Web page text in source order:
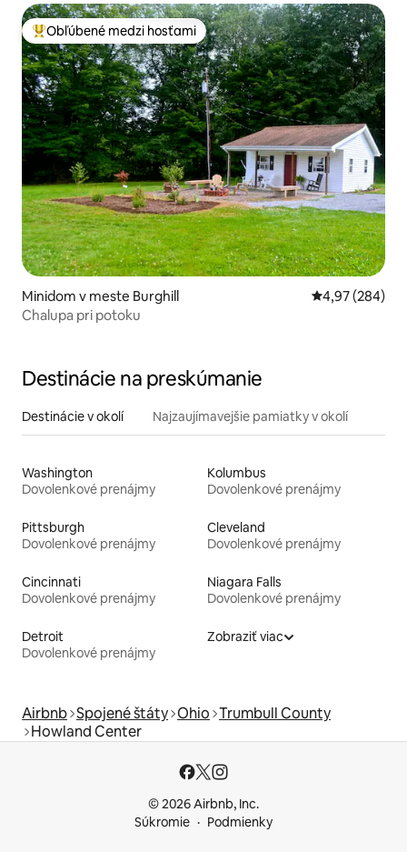
Najobľúbenejšie medzi hosťami
Obľúbené medzi hosťami
Minidom v meste Burghill Priemerné
4,97 (284)
Chalupa pri potoku
Destinácie na preskúmanie
Destinácie v okolí Najzaujímavejšie pamiatky v okolí
Washington
Dovolenkové prenájmy
Kolumbus
Dovolenkové prenájmy
Pittsburgh
Dovolenkové prenájmy
Cleveland
Dovolenkové prenájmy
Cincinnati
Dovolenkové prenájmy
Niagara Falls
Dovolenkové prenájmy
Detroit
Dovolenkové prenájmy
Zobraziť viac
Airbnb Spojené štáty Ohio Trumbull County
Howland Center
© 2026 Airbnb, Inc.
Súkromie
Podmienky